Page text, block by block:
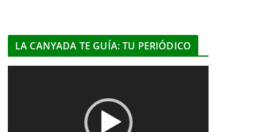
LA CANYADA TE GUÍA: TU PERIÓDICO